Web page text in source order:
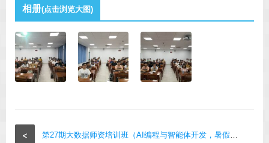
相册(点击浏览大图)
< 第27期大数据师资培训班（AI编程与智能体开发，暑假，厦门，2026年7月20日-26日）